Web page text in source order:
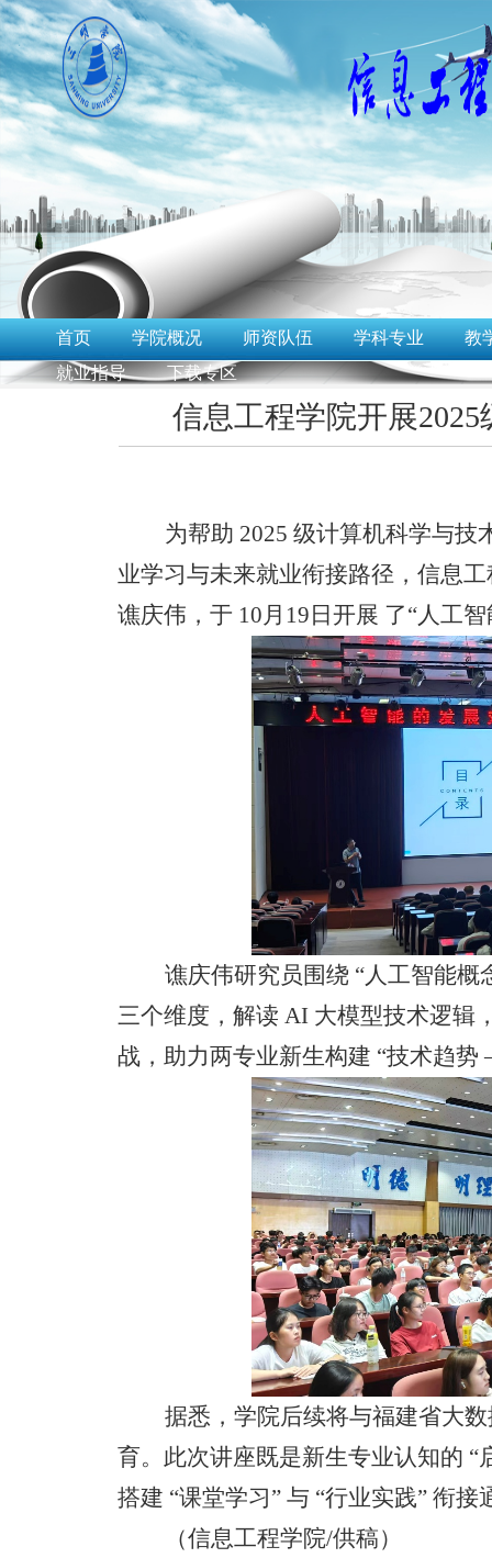
首页 学院概况 师资队伍 学科专业
教
就业指导
下载专区
信息工程学院开展
为帮助 2025 级计算机科学与技
业学习与未来就业衔接路径，信息
谯庆伟，于 10月19日开展 了“人工
谯庆伟研究员围绕 “人工智能概
三个维度，解读 AI 大模型技术逻辑
战，助力两专业新生构建 “技术趋
据悉，学院后续将与福建省大
育。此次讲座既是新生专业认知的 “
搭建 “课堂学习” 与 “行业实践” 衔
（信息工程学院/供稿）